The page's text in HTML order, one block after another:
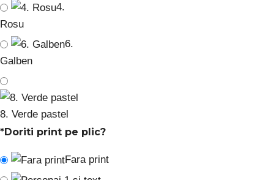
4.
Rosu
6.
Galben
8. Verde pastel
*Doriti print pe plic?
Fara print